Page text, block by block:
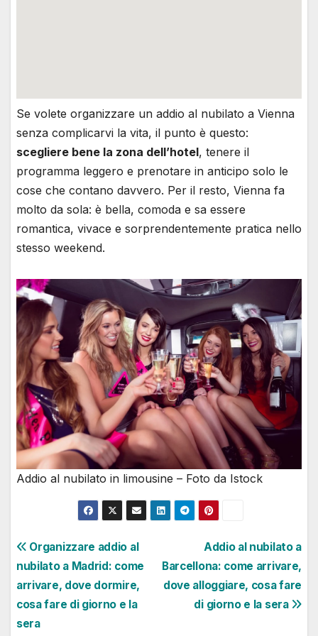
Se volete organizzare un addio al nubilato a Vienna
senza complicarvi la vita, il punto è questo:
scegliere bene la zona dell’hotel, tenere il
programma leggero e prenotare in anticipo solo le
cose che contano davvero. Per il resto, Vienna fa
molto da sola: è bella, comoda e sa essere
romantica, vivace e sorprendentemente pratica nello
stesso weekend.
Addio al nubilato in limousine – Foto da Istock
Navigazione
articoli
Addio al nubilato a
Barcellona: come arrivare,
dove alloggiare, cosa fare
di giorno e la sera
Organizzare addio al
nubilato a Madrid: come
arrivare, dove dormire,
cosa fare di giorno e la
sera